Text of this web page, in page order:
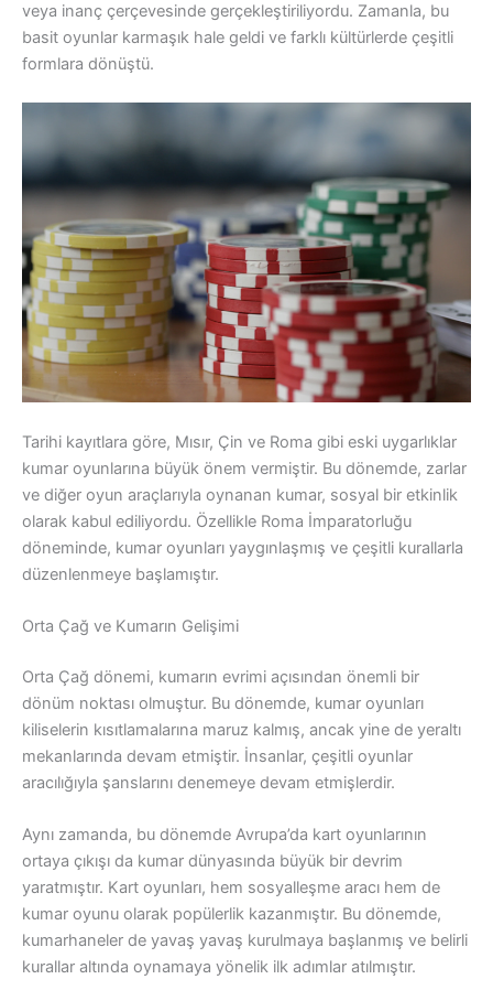
veya inanç çerçevesinde gerçekleştiriliyordu. Zamanla, bu
basit oyunlar karmaşık hale geldi ve farklı kültürlerde çeşitli
formlara dönüştü.
Tarihi kayıtlara göre, Mısır, Çin ve Roma gibi eski uygarlıklar
kumar oyunlarına büyük önem vermiştir. Bu dönemde, zarlar
ve diğer oyun araçlarıyla oynanan kumar, sosyal bir etkinlik
olarak kabul ediliyordu. Özellikle Roma İmparatorluğu
döneminde, kumar oyunları yaygınlaşmış ve çeşitli kurallarla
düzenlenmeye başlamıştır.
Orta Çağ ve Kumarın Gelişimi
Orta Çağ dönemi, kumarın evrimi açısından önemli bir
dönüm noktası olmuştur. Bu dönemde, kumar oyunları
kiliselerin kısıtlamalarına maruz kalmış, ancak yine de yeraltı
mekanlarında devam etmiştir. İnsanlar, çeşitli oyunlar
aracılığıyla şanslarını denemeye devam etmişlerdir.
Aynı zamanda, bu dönemde Avrupa’da kart oyunlarının
ortaya çıkışı da kumar dünyasında büyük bir devrim
yaratmıştır. Kart oyunları, hem sosyalleşme aracı hem de
kumar oyunu olarak popülerlik kazanmıştır. Bu dönemde,
kumarhaneler de yavaş yavaş kurulmaya başlanmış ve belirli
kurallar altında oynamaya yönelik ilk adımlar atılmıştır.